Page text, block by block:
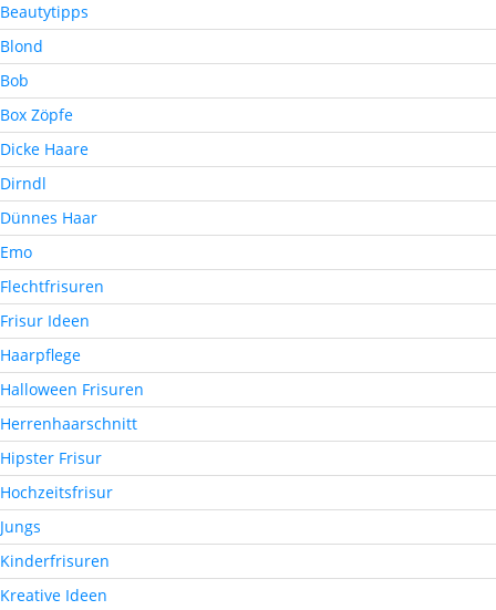
Beautytipps
Blond
Bob
Box Zöpfe
Dicke Haare
Dirndl
Dünnes Haar
Emo
Flechtfrisuren
Frisur Ideen
Haarpflege
Halloween Frisuren
Herrenhaarschnitt
Hipster Frisur
Hochzeitsfrisur
Jungs
Kinderfrisuren
Kreative Ideen